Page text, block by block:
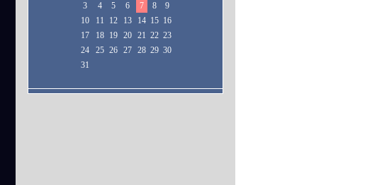
3
4 5 6 7 8
9
10
11 12 13 14 15 16
17
18 19 20 21 22 23
24
25 26 27 28 29 30
31